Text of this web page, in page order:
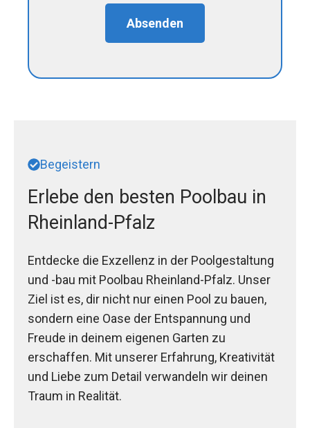
Absenden
Begeistern
Erlebe den besten Poolbau in
Rheinland-Pfalz
Entdecke die Exzellenz in der Poolgestaltung
und -bau mit Poolbau Rheinland-Pfalz. Unser
Ziel ist es, dir nicht nur einen Pool zu bauen,
sondern eine Oase der Entspannung und
Freude in deinem eigenen Garten zu
erschaffen. Mit unserer Erfahrung, Kreativität
und Liebe zum Detail verwandeln wir deinen
Traum in Realität.